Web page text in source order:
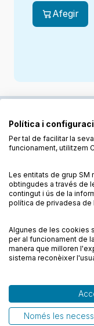
Afegir
Condicions
Política de
©
Política i
Per tal de facilitar la
funcionament, utilitzem
Les entitats de grup SM
obtingudes a través de
contingut i ús de la
política de privadesa de
Algunes de les cookies
per al funcionament de
manera que milloren
sistema reconèixer
Només les